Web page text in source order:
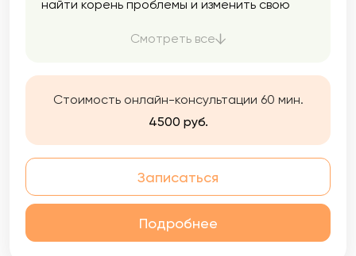
найти корень проблемы и изменить свою
Смотреть все
Стоимость онлайн-консультации 60 мин.
4500 руб.
Записаться
Подробнее